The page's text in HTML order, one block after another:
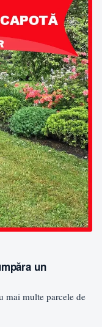
un
mai multe parcele de